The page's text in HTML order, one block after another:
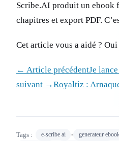
Scribe.AI produit un ebook
chapitres et export PDF.
Cet article vous a aidé ?
← Article précédentJe
suivant →Royaltiz :
Tags : e-scribe ai · generateur